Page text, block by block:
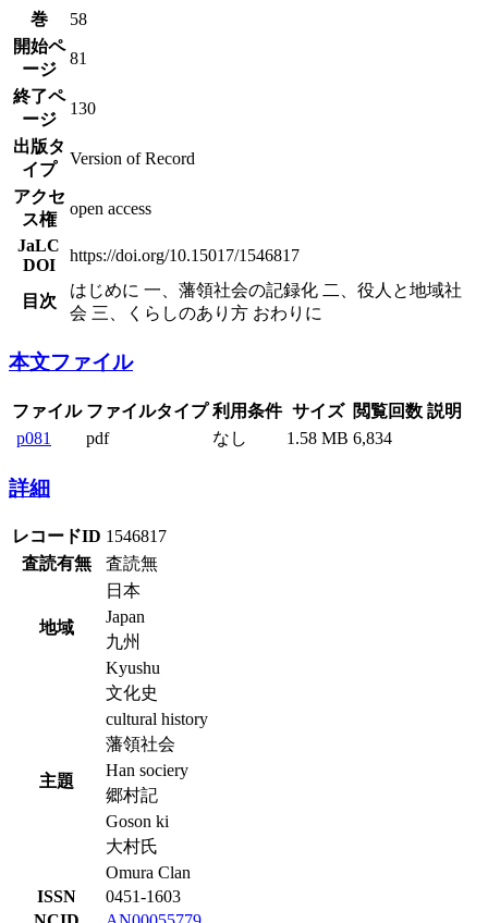
巻
58
開始ペ
ージ
81
終了ペ
ージ
130
出版タ
イプ
Version of Record
アクセ
ス権
open access
JaLC
DOI
https://doi.org/10.15017/1546817
目次
はじめに 一、藩領社会の記録化 二、役人と地域社
会 三、くらしのあり方 おわりに
本文ファイル
ファイル ファイルタイプ 利用条件 サイズ 閲覧回数 説明
p081
pdf なし 1.58 MB 6,834
詳細
レコードID 1546817
査読有無
査読無
地域
日本
Japan
九州
Kyushu
主題
文化史
cultural history
藩領社会
Han sociery
郷村記
Goson ki
大村氏
Omura Clan
ISSN
0451-1603